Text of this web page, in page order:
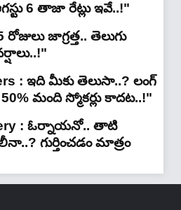
6 తాజా రేట్లు ఇవే..!"
జాగ్రత్త.. తెలుగు
: ఇది మీకు తెలుసా..? లంగ్
50% మంది స్మోకర్లు కాదట..!"
: ఓర్నాయనో.. తాటి
గుర్తించడం మాత్రం